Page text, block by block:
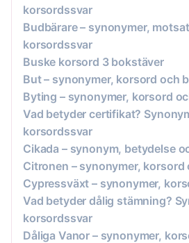
korsordssvar
Budbärare – synonymer,
korsordssvar
Buske korsord 3 bokstäver
But – synonymer, korsord och
Byting – synonymer, korsord
Vad betyder certifikat?
korsordssvar
Cikada – synonym, betydelse
Citronen – synonymer, korsord
Cypressväxt – synonymer,
Vad betyder dålig stämning?
korsordssvar
Dåliga Vanor – synonymer,